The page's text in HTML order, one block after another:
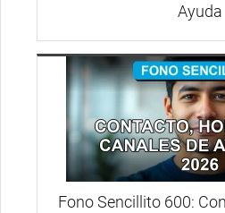
Ayuda
Fono Sencillito 600: